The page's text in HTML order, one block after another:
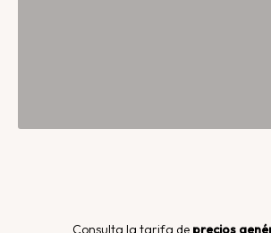
Consulta la tarifa de precios